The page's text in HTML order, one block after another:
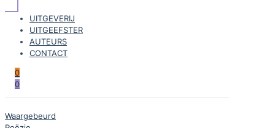
UITGEVERIJ
UITGEEFSTER
AUTEURS
CONTACT
0
0
Waargebeurd